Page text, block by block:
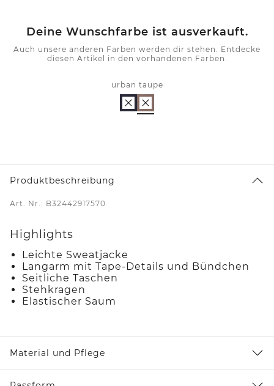
Deine Wunschfarbe ist ausverkauft.
Auch unsere anderen Farben werden dir stehen. Entdecke
diesen Artikel in den vorhandenen Farben.
urban taupe
Produktbeschreibung
Art. Nr.: B32442917570
Highlights
Leichte Sweatjacke
Langarm mit Tape-Details und Bündchen
Seitliche Taschen
Stehkragen
Elastischer Saum
Material und Pflege